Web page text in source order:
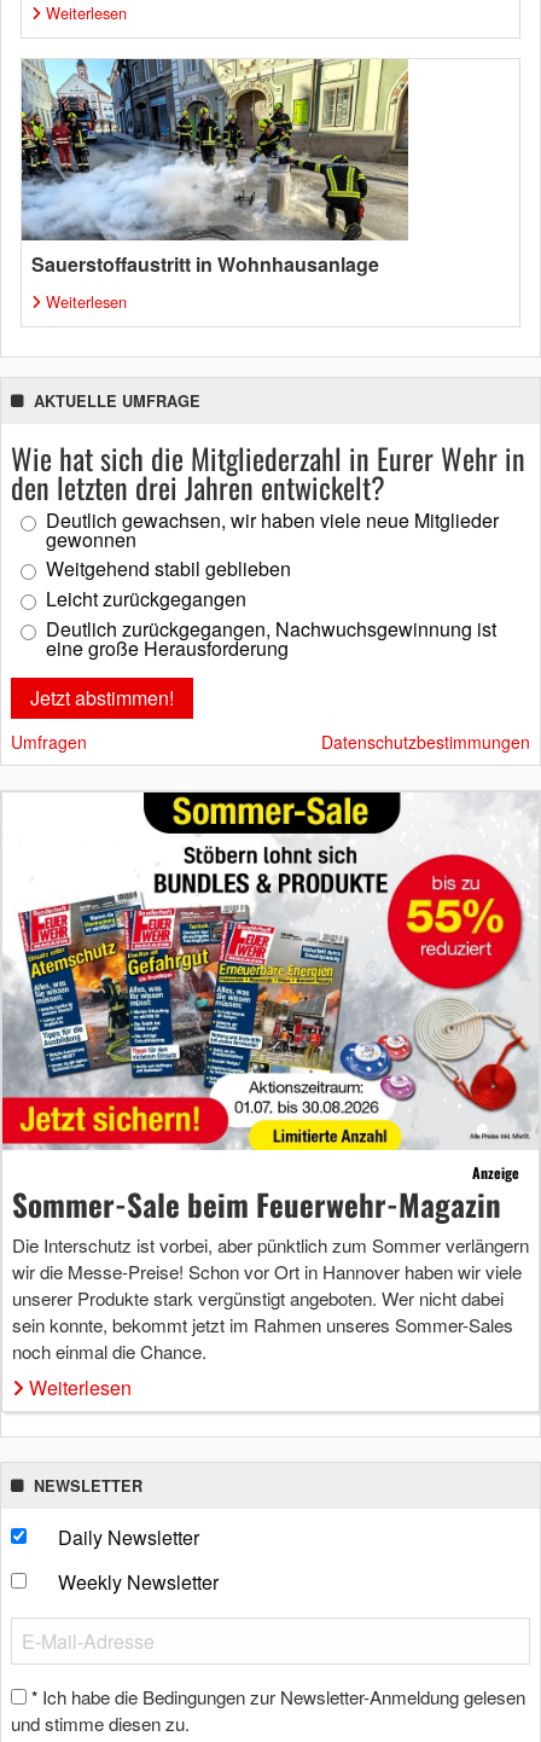
Weiterlesen
Sauerstoffaustritt in Wohnhausanlage
Weiterlesen
AKTUELLE UMFRAGE
Wie hat sich die Mitgliederzahl in Eurer Wehr in
den letzten drei Jahren entwickelt?
Deutlich gewachsen, wir haben viele neue Mitglieder
gewonnen
Weitgehend stabil geblieben
Leicht zurückgegangen
Deutlich zurückgegangen, Nachwuchsgewinnung ist
eine große Herausforderung
Umfragen Datenschutzbestimmungen
Anzeige
Sommer-Sale beim Feuerwehr-Magazin
Die Interschutz ist vorbei, aber pünktlich zum Sommer verlängern
wir die Messe-Preise! Schon vor Ort in Hannover haben wir viele
unserer Produkte stark vergünstigt angeboten. Wer nicht dabei
sein konnte, bekommt jetzt im Rahmen unseres Sommer-Sales
noch einmal die Chance.
Weiterlesen
NEWSLETTER
Daily Newsletter
Weekly Newsletter
* Ich habe die Bedingungen zur Newsletter-Anmeldung gelesen
und stimme diesen zu.